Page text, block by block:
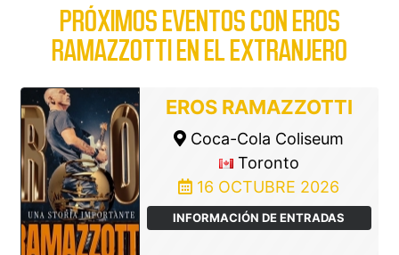
PRÓXIMOS EVENTOS CON EROS
RAMAZZOTTI EN EL EXTRANJERO
EROS RAMAZZOTTI
Coca-Cola Coliseum
Toronto
16 OCTUBRE 2026
INFORMACIÓN DE ENTRADAS